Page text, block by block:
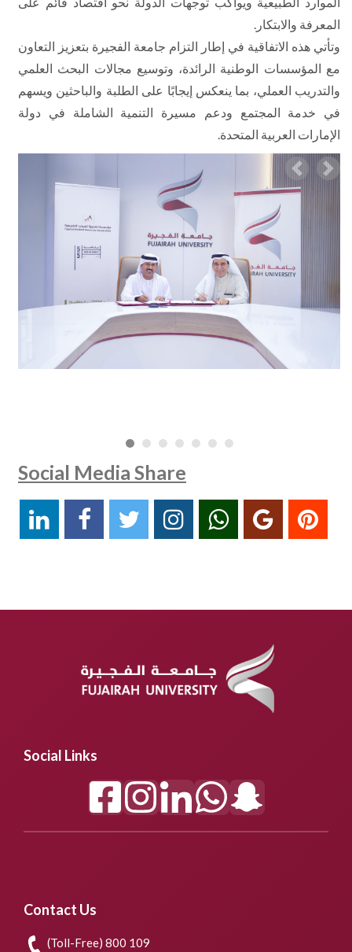
المعرفة والابتكار.
وتأتي هذه الاتفاقية في إطار التزام جامعة الفجيرة بتعزيز التعاون
مع المؤسسات الوطنية الرائدة، وتوسيع مجالات البحث العلمي
والتدريب العملي، بما ينعكس إيجابًا على الطلبة والباحثين ويسهم
في خدمة المجتمع ودعم مسيرة التنمية الشاملة في دولة
الإمارات العربية المتحدة.
Previous
Social Media Share
Social Links
Contact Us
(Toll-Free) 800 109